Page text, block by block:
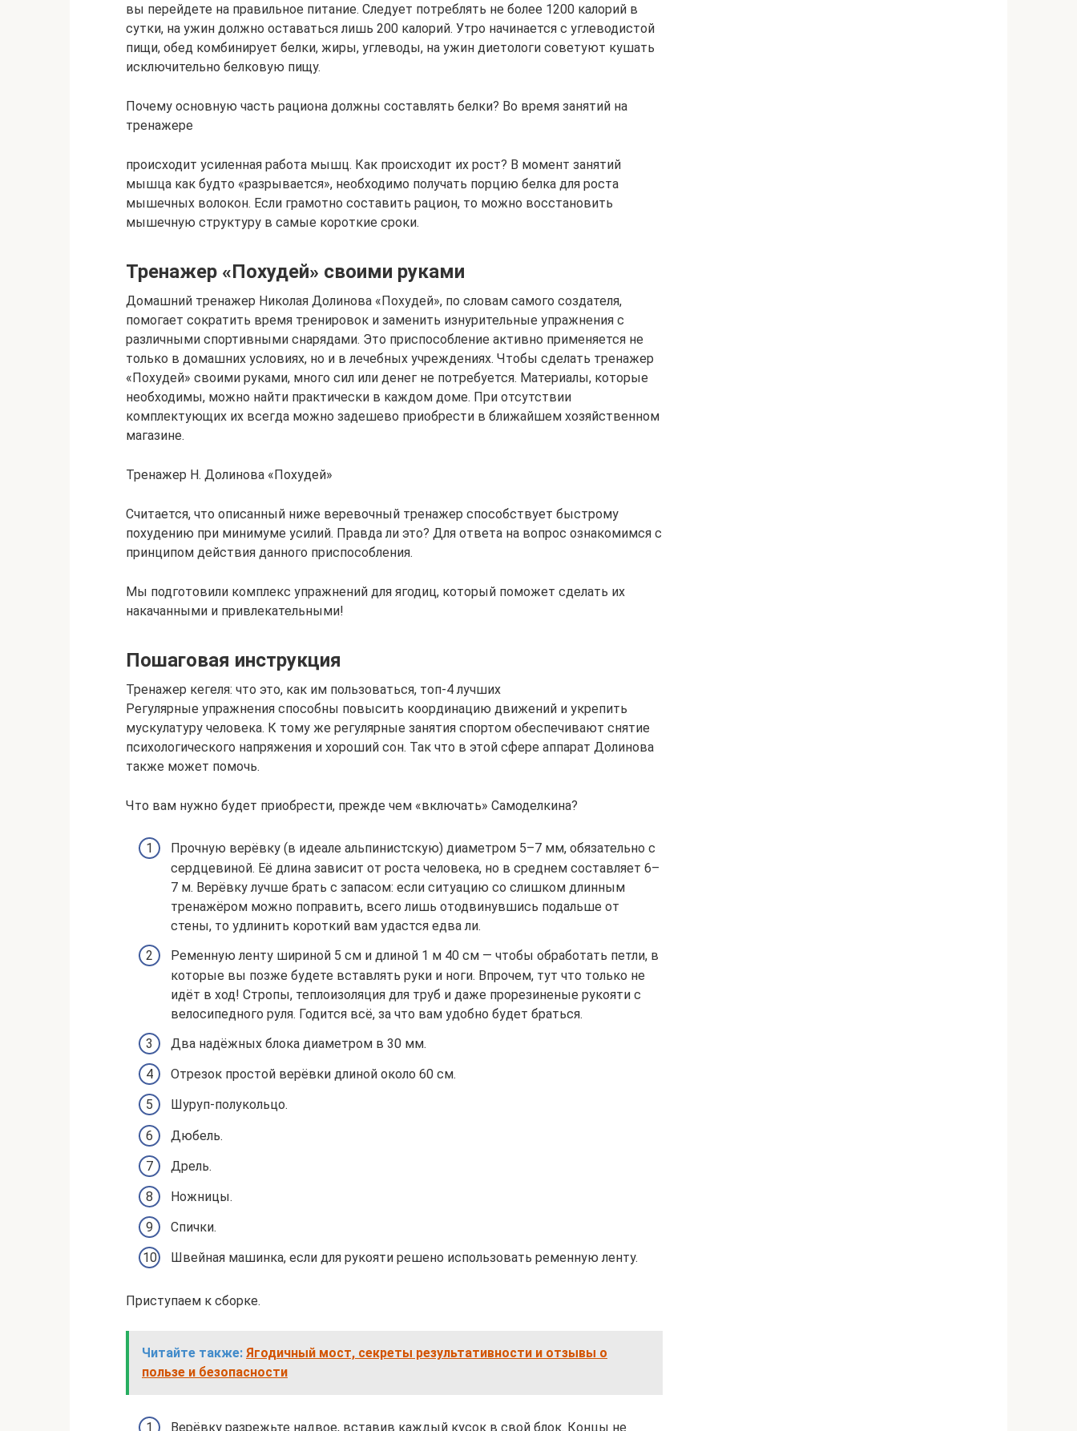
вы перейдете на правильное питание. Следует потреблять не более 1200 калорий в
сутки, на ужин должно оставаться лишь 200 калорий. Утро начинается с углеводистой
пищи, обед комбинирует белки, жиры, углеводы, на ужин диетологи советуют кушать
исключительно белковую пищу.
Почему основную часть рациона должны составлять белки? Во время занятий на
тренажере
происходит усиленная работа мышц. Как происходит их рост? В момент занятий
мышца как будто «разрывается», необходимо получать порцию белка для роста
мышечных волокон. Если грамотно составить рацион, то можно восстановить
мышечную структуру в самые короткие сроки.
Тренажер «Похудей» своими руками
Домашний тренажер Николая Долинова «Похудей», по словам самого создателя,
помогает сократить время тренировок и заменить изнурительные упражнения с
различными спортивными снарядами. Это приспособление активно применяется не
только в домашних условиях, но и в лечебных учреждениях. Чтобы сделать тренажер
«Похудей» своими руками, много сил или денег не потребуется. Материалы, которые
необходимы, можно найти практически в каждом доме. При отсутствии
комплектующих их всегда можно задешево приобрести в ближайшем хозяйственном
магазине.
Тренажер Н. Долинова «Похудей»
Считается, что описанный ниже веревочный тренажер способствует быстрому
похудению при минимуме усилий. Правда ли это? Для ответа на вопрос ознакомимся с
принципом действия данного приспособления.
Мы подготовили комплекс упражнений для ягодиц, который поможет сделать их
накачанными и привлекательными!
Пошаговая инструкция
Тренажер кегеля: что это, как им пользоваться, топ-4 лучших
Регулярные упражнения способны повысить координацию движений и укрепить
мускулатуру человека. К тому же регулярные занятия спортом обеспечивают снятие
психологического напряжения и хороший сон. Так что в этой сфере аппарат Долинова
также может помочь.
Что вам нужно будет приобрести, прежде чем «включать» Самоделкина?
Прочную верёвку (в идеале альпинистскую) диаметром 5–7 мм, обязательно с
сердцевиной. Её длина зависит от роста человека, но в среднем составляет 6–
7 м. Верёвку лучше брать с запасом: если ситуацию со слишком длинным
тренажёром можно поправить, всего лишь отодвинувшись подальше от
стены, то удлинить короткий вам удастся едва ли.
Ременную ленту шириной 5 см и длиной 1 м 40 см — чтобы обработать петли, в
которые вы позже будете вставлять руки и ноги. Впрочем, тут что только не
идёт в ход! Стропы, теплоизоляция для труб и даже прорезиненые рукояти с
велосипедного руля. Годится всё, за что вам удобно будет браться.
Два надёжных блока диаметром в 30 мм.
Отрезок простой верёвки длиной около 60 см.
Шуруп-полукольцо.
Дюбель.
Дрель.
Ножницы.
Спички.
Швейная машинка, если для рукояти решено использовать ременную ленту.
Приступаем к сборке.
Читайте также: Ягодичный мост, секреты результативности и отзывы о
пользе и безопасности
Верёвку разрежьте надвое, вставив каждый кусок в свой блок. Концы не